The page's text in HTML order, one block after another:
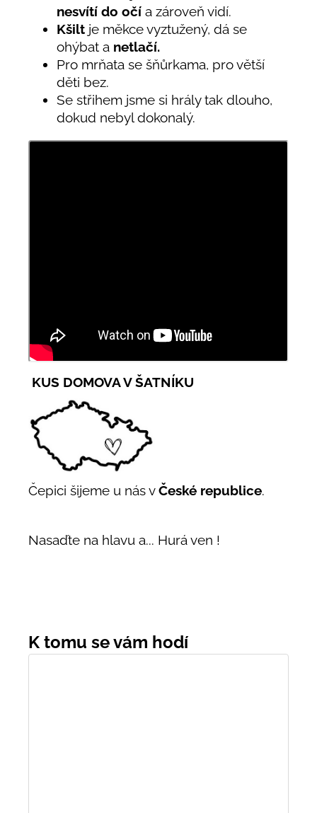
nesvítí do očí a zároveň vidí.
Kšilt je měkce vyztužený, dá se
ohýbat a netlačí.
Pro mrňata se šňůrkama, pro větší
děti bez.
Se střihem jsme si hrály tak dlouho,
dokud nebyl dokonalý.
KUS DOMOVA V ŠATNÍKU
Čepici šijeme u nás vČeské republice.
Nasaďte na hlavu a... Hurá ven !